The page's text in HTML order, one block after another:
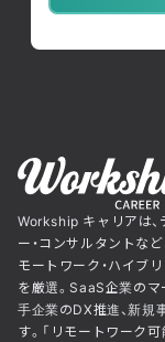
Workship キャリアは、
ー・コンサルタントな
モートワーク・ハイブ
を厳選。SaaS企業のマ
手企業のDX推進、新規
す。「リモートワーク